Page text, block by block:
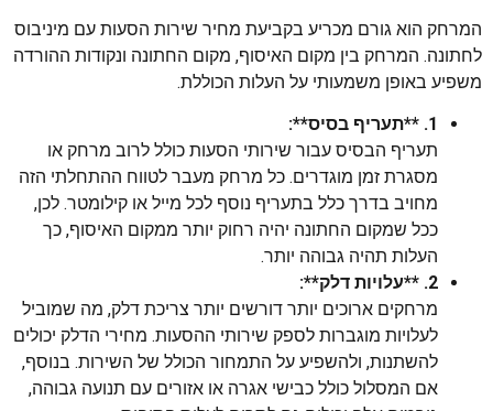
המרחק הוא גורם מכריע בקביעת מחיר שירות הסעות עם מיניבוס
לחתונה. המרחק בין מקום האיסוף, מקום החתונה ונקודות ההורדה
משפיע באופן משמעותי על העלות הכוללת.
1. **תעריף בסיס**:
תעריף הבסיס עבור שירותי הסעות כולל לרוב מרחק או
מסגרת זמן מוגדרים. כל מרחק מעבר לטווח ההתחלתי הזה
מחויב בדרך כלל בתעריף נוסף לכל מייל או קילומטר. לכן,
ככל שמקום החתונה יהיה רחוק יותר ממקום האיסוף, כך
העלות תהיה גבוהה יותר.
2. **עלויות דלק**:
מרחקים ארוכים יותר דורשים יותר צריכת דלק, מה שמוביל
לעלויות מוגברות לספק שירותי ההסעות. מחירי הדלק יכולים
להשתנות, ולהשפיע על התמחור הכולל של השירות. בנוסף,
אם המסלול כולל כבישי אגרה או אזורים עם תנועה גבוהה,